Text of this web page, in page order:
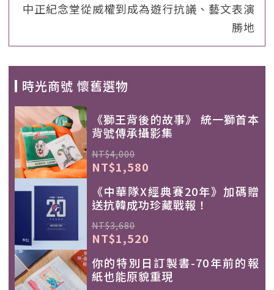
中正紀念堂從威權到成為遊行抗議、藝文表演
勝地
時光商號 懷舊選物
《獅王背後的故事》 統一獅首本
背號傳承攝影集
NT$4,000
NT$1,580
《中華隊X經典賽20年》加碼贈
送抗韓成功珍藏戰報！
NT$3,680
NT$1,520
你的特別日訂製書-70年前的報
紙也能原貌重現